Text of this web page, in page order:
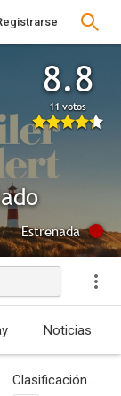
8.8
11 votos
Estrenada
Noticias
Clasificación por edades